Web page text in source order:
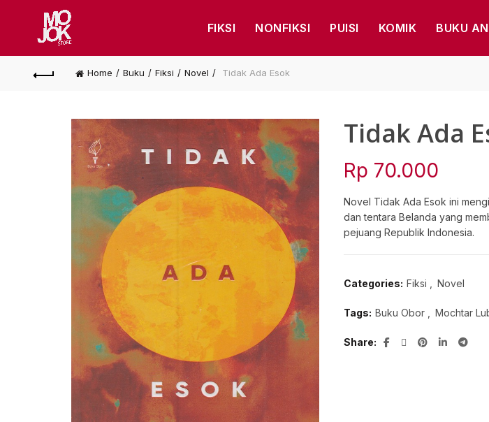
FIKSI NONFIKSI PUISI KOMIK BUKU
Home Buku Fiksi Novel Tidak Ada Esok
Tidak Ada
Rp 70.000
Novel Tidak Ada Esok ini
dan tentara Belanda yang
pejuang Republik Indonesia.
Categories: Fiksi Novel
Tags: Buku Obor Mochtar
Share